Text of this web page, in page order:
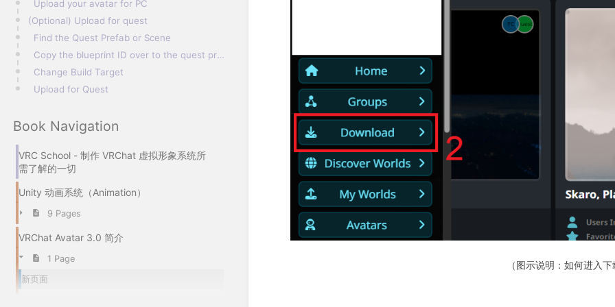
Upload your avatar for PC​
(Optional) Upload for quest​
Find the Quest Prefab or Scene​
Copy the blueprint ID over to the quest prefab​
Change Build Target​
Upload for Quest​
Book Navigation
VRC School - 制作 VRChat 虚拟形象系统所
需了解的一切
Unity 动画系统（Animation）
9 Pages
VRChat Avatar 3.0 简介
1 Page
新页面
（图示说明：如何进入